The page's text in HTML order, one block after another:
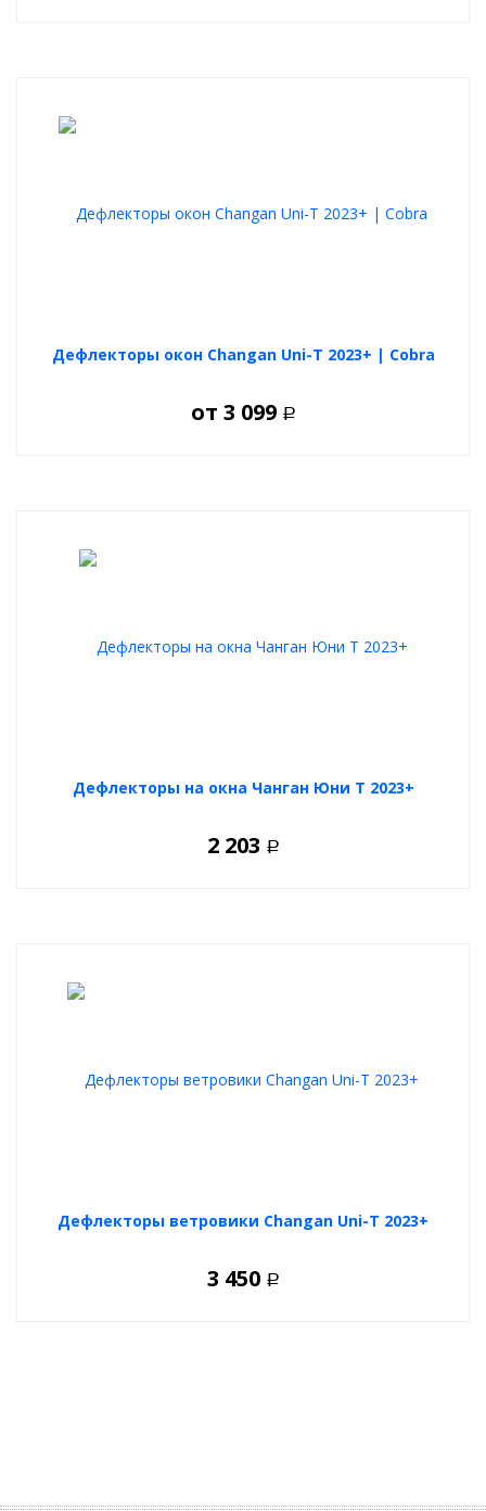
Дефлекторы окон Changan Uni-T 2023+ | Cobra
от 3 099 Р
Дефлекторы на окна Чанган Юни Т 2023+
2 203 Р
Дефлекторы ветровики Changan Uni-T 2023+
3 450 Р